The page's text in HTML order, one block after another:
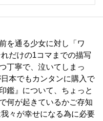
を通る少女に対し「ワ
だけの1コマまでの描写
丁寧で、泣いてしまっ
本でもカンタンに購入で
鑑』について、ちょっと
何が起きているかご存知
々が幸せになる為に必要